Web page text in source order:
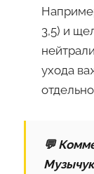
3,5) и
ухода
💬